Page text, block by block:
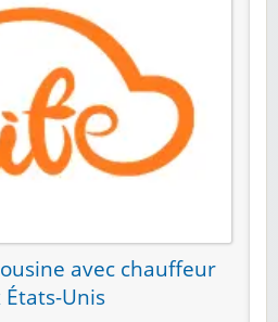
avec chauffeur
États-Unis